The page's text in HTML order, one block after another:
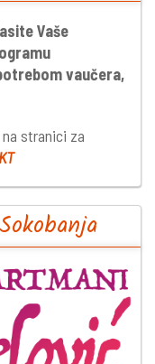
Vaše
vaučera,
stranici za